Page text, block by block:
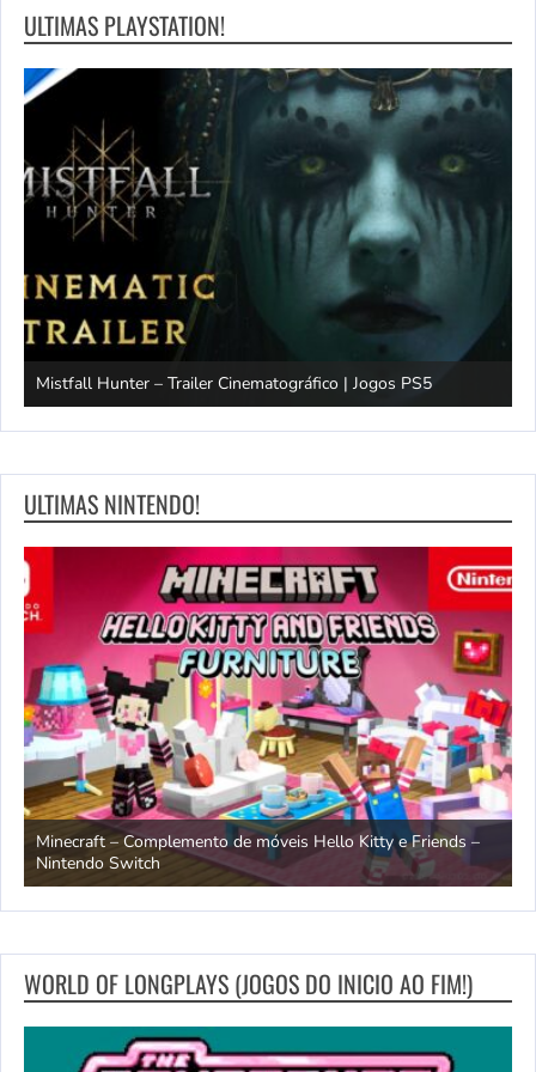
ULTIMAS PLAYSTATION!
Mistfall Hunter – Trailer Cinematográfico | Jogos PS5
ULTIMAS NINTENDO!
Minecraft – Complemento de móveis Hello Kitty e Friends –
Nintendo Switch
WORLD OF LONGPLAYS (JOGOS DO INICIO AO FIM!)